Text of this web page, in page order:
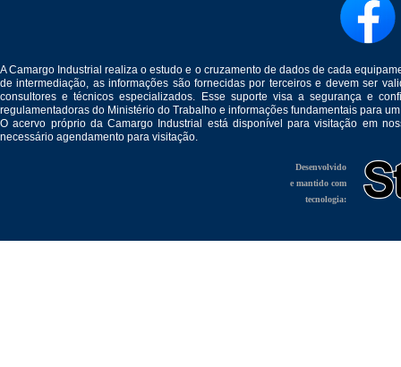
A Camargo Industrial realiza o estudo e o cruzamento de dados de cada
de intermediação, as informações são fornecidas por terceiros e devem ser
consultores e técnicos especializados. Esse suporte visa a segurança e
regulamentadoras do Ministério do Trabalho e informações fundamentais para
O acervo próprio da Camargo Industrial está disponível para visitação em
necessário agendamento para visitação.
Desenvolvido
e mantido com
tecnologia: